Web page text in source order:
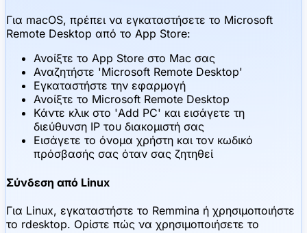
Για macOS, πρέπει να εγκαταστήσετε το Microsoft
Remote Desktop από το App Store:
Ανοίξτε το App Store στο Mac σας
Αναζητήστε 'Microsoft Remote Desktop'
Εγκαταστήστε την εφαρμογή
Ανοίξτε το Microsoft Remote Desktop
Κάντε κλικ στο 'Add PC' και εισάγετε τη
διεύθυνση IP του διακομιστή σας
Εισάγετε το όνομα χρήστη και τον κωδικό
πρόσβασής σας όταν σας ζητηθεί
Σύνδεση από Linux
Για Linux, εγκαταστήστε το Remmina ή χρησιμοποιήστε
το rdesktop. Ορίστε πώς να χρησιμοποιήσετε το